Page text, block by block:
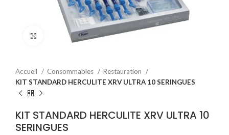
Cliquez pour agrandir
Accueil Consommables
Restauration
KIT STANDARD HERCULITE XRV ULTRA 10 SERINGUES
KIT STANDARD HERCULITE XRV ULTRA 10
SERINGUES